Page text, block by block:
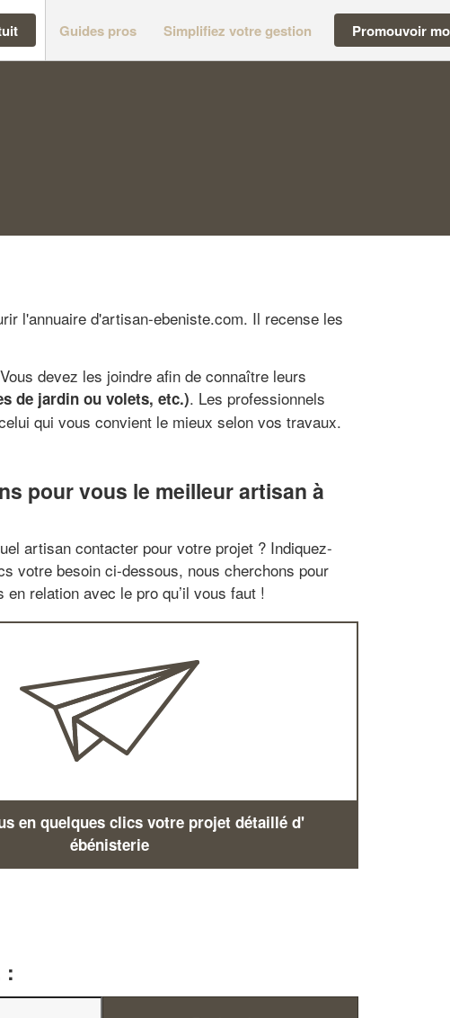
Guides pros Simplifiez votre gestion Promouvoir
l'annuaire d'artisan-ebeniste.com. Il recense les
devez les joindre afin de connaître leurs
de jardin ou volets, etc.). Les professionnels
qui vous convient le mieux selon vos travaux.
pour vous le meilleur artisan à
artisan contacter pour votre projet ? Indiquez-
votre besoin ci-dessous, nous cherchons pour
relation avec le pro qu’il vous faut !
en quelques clics votre projet détaillé d'
ébénisterie
: